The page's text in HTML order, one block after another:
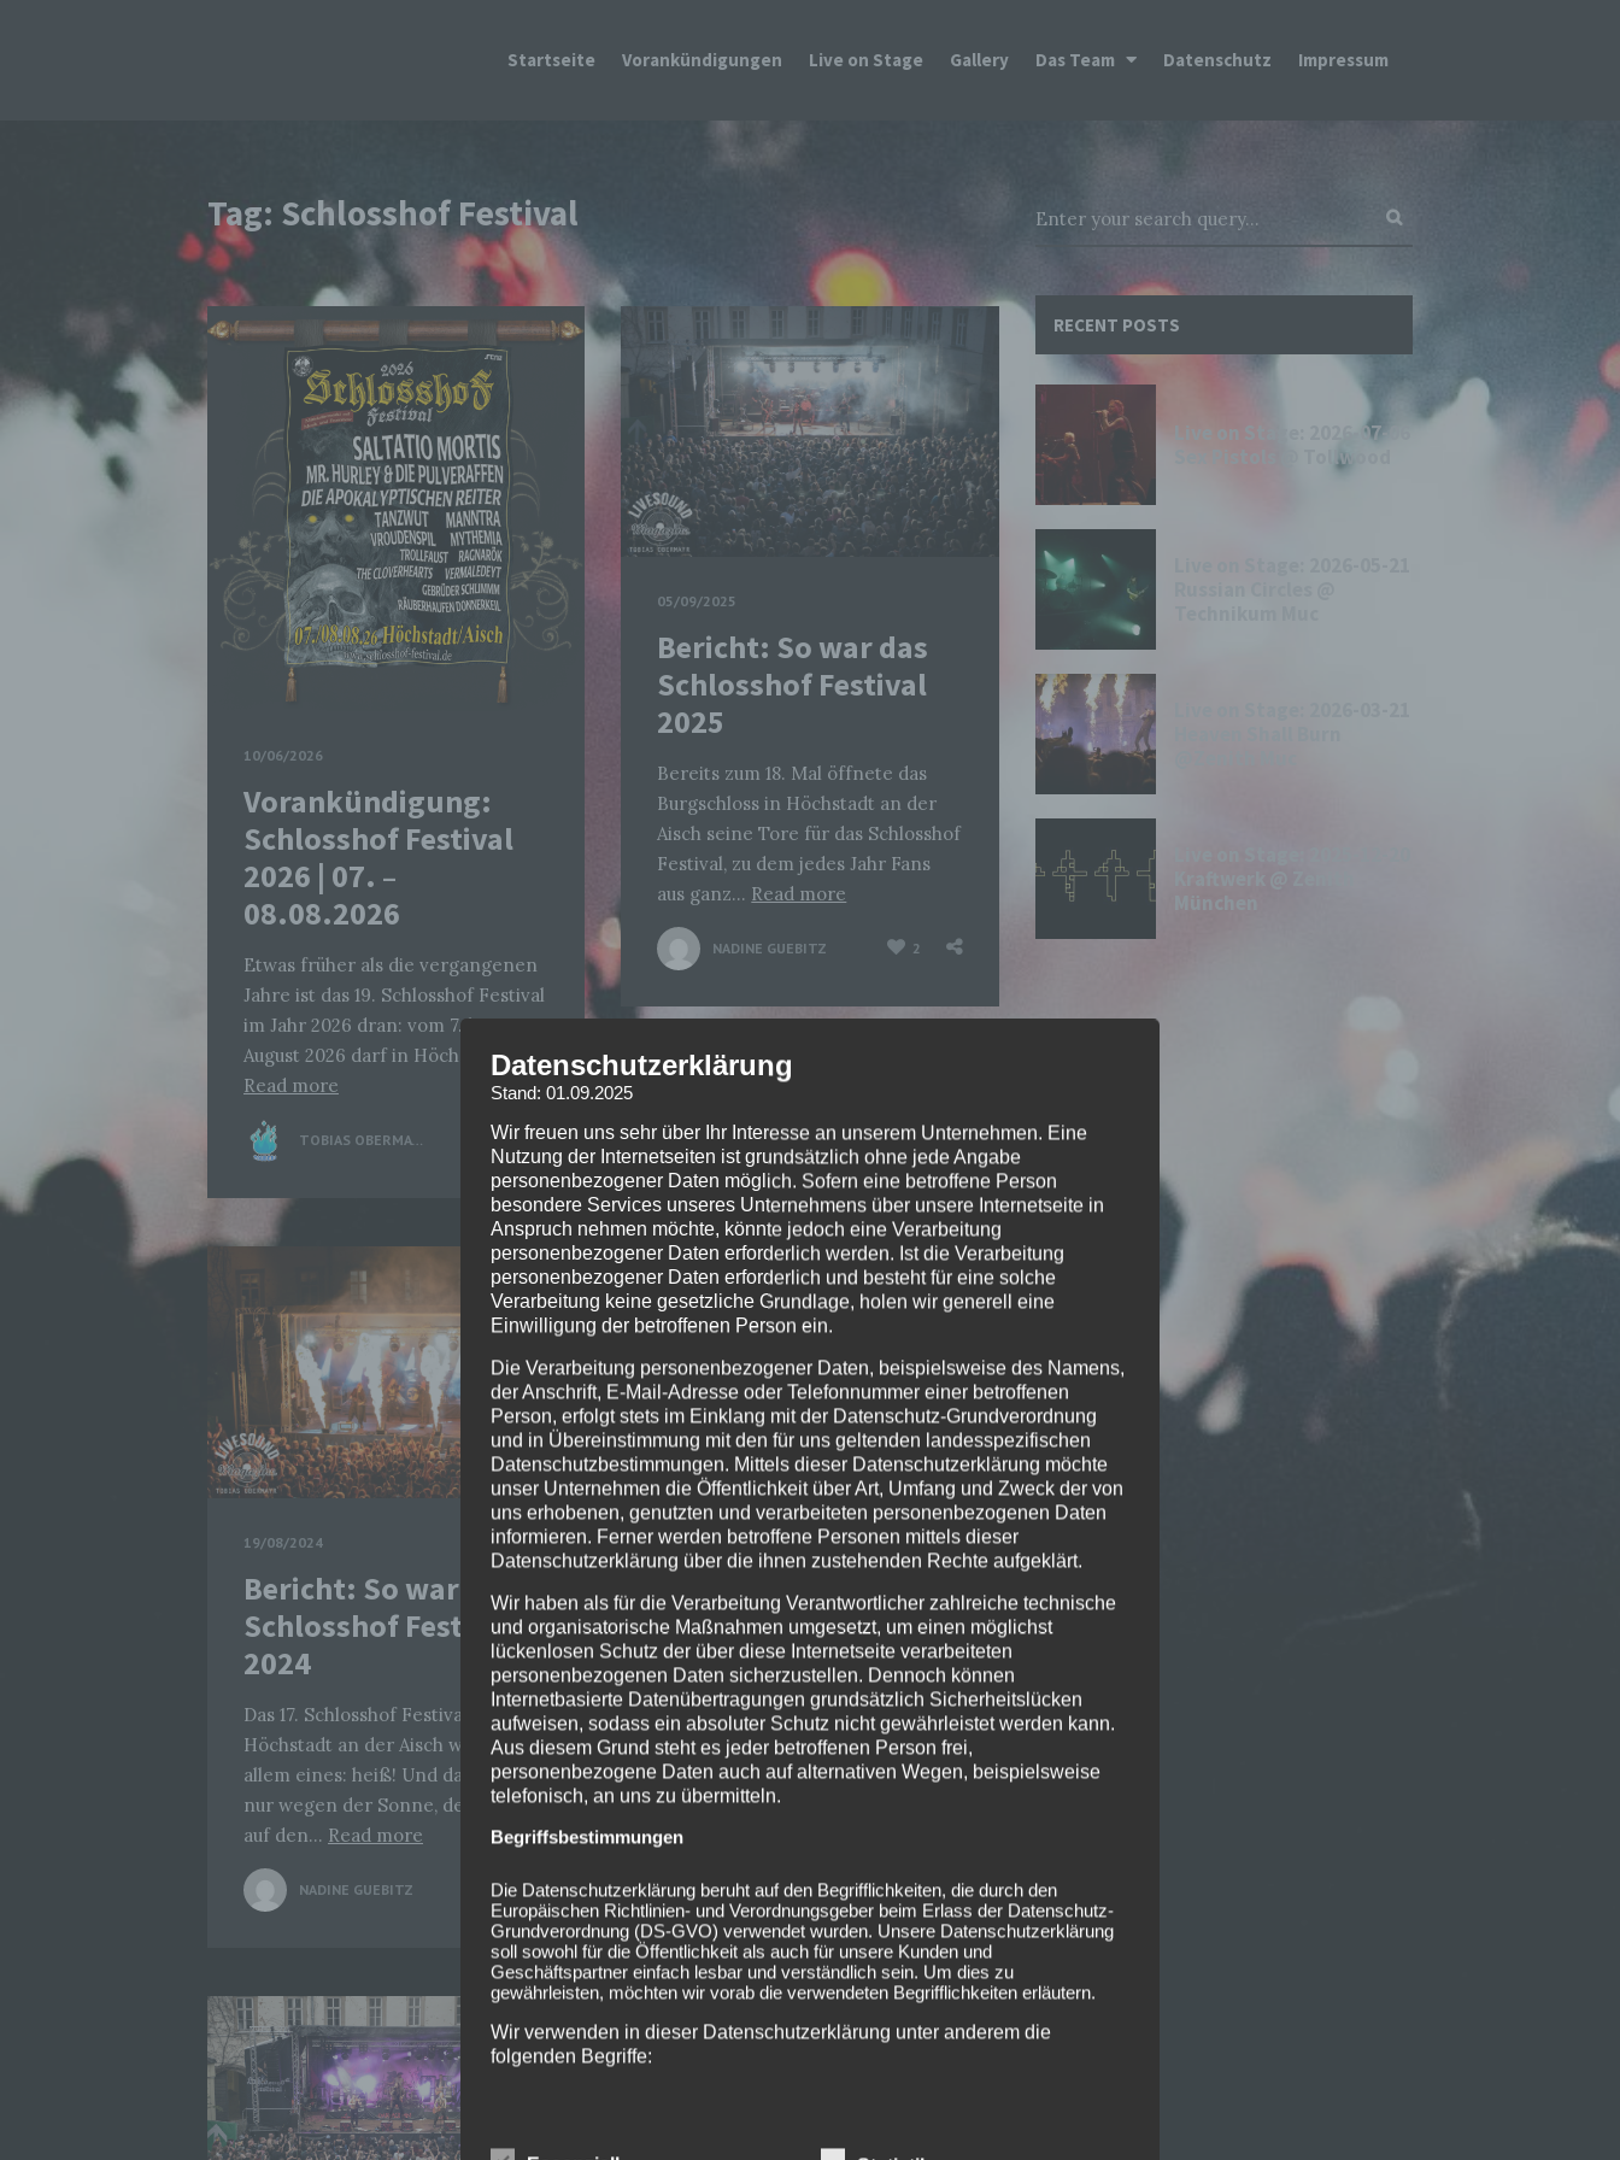
Startseite Vorankündigungen Live on Stage Gallery Das Team Datenschutz Impressum
Tag: Schlosshof Festival
10/06/2026
Vorankündigung:
Schlosshof Festival
2026 | 07. –
08.08.2026
Etwas früher als die vergangenen
Jahre ist das 19. Schlosshof Festival
im Jahr 2026 dran: vom 7. bis 8.
August 2026 darf in Höchstadt an…
Read more
TOBIAS OBERMAYR 0
05/09/2025
Bericht: So war das
Schlosshof Festival
2025
Bereits zum 18. Mal öffnete das
Burgschloss in Höchstadt an der
Aisch seine Tore für das Schlosshof
Festival, zu dem jedes Jahr Fans
aus ganz… Read more
NADINE GUEBITZ 2
25/05/2025
Vorankündigung:
Schlosshof Festival
2025 | 22. –
23.08.2025
Mittelalter-, Folk- und Rock-Fans
werden sich freuen: Das kleine,
aber sehr feine Schlosshof Festival
geht in die 18. Runde! Diesmal
etwas später im August, nämlich…
Read more
NADINE GUEBITZ 0
19/08/2024
Bericht: So war das
Schlosshof Festival
2024
Das 17. Schlosshof Festival in
Höchstadt an der Aisch war vor
allem eines: heiß! Und das nicht
nur wegen der Sonne, denn auch
auf den… Read more
NADINE GUEBITZ 0
31/05/2024
Vorankündigung:
Schlosshof Festival
Bereits zum 17. Mal öffnet das
RECENT POSTS
Live on Stage: 2026-07-06
Sex Pistols @ Tollwood
Datenschutzerklärung
Stand: 01.09.2025
Wir freuen uns sehr über Ihr Interesse an unserem Unternehmen. Eine
Nutzung der Internetseiten ist grundsätzlich ohne jede Angabe
personenbezogener Daten möglich. Sofern eine betroffene Person
besondere Services unseres Unternehmens über unsere Internetseite in
Anspruch nehmen möchte, könnte jedoch eine Verarbeitung
personenbezogener Daten erforderlich werden. Ist die Verarbeitung
personenbezogener Daten erforderlich und besteht für eine solche
Verarbeitung keine gesetzliche Grundlage, holen wir generell eine
Einwilligung der betroffenen Person ein.
Die Verarbeitung personenbezogener Daten, beispielsweise des Namens,
der Anschrift, E-Mail-Adresse oder Telefonnummer einer betroffenen
Person, erfolgt stets im Einklang mit der Datenschutz-Grundverordnung
und in Übereinstimmung mit den für uns geltenden landesspezifischen
Datenschutzbestimmungen. Mittels dieser Datenschutzerklärung möchte
unser Unternehmen die Öffentlichkeit über Art, Umfang und Zweck der von
uns erhobenen, genutzten und verarbeiteten personenbezogenen Daten
informieren. Ferner werden betroffene Personen mittels dieser
Datenschutzerklärung über die ihnen zustehenden Rechte aufgeklärt.
Wir haben als für die Verarbeitung Verantwortlicher zahlreiche technische
und organisatorische Maßnahmen umgesetzt, um einen möglichst
lückenlosen Schutz der über diese Internetseite verarbeiteten
personenbezogenen Daten sicherzustellen. Dennoch können
Internetbasierte Datenübertragungen grundsätzlich Sicherheitslücken
aufweisen, sodass ein absoluter Schutz nicht gewährleistet werden kann.
Aus diesem Grund steht es jeder betroffenen Person frei,
personenbezogene Daten auch auf alternativen Wegen, beispielsweise
telefonisch, an uns zu übermitteln.
Begriffsbestimmungen
Die Datenschutzerklärung beruht auf den Begrifflichkeiten, die durch den
Europäischen Richtlinien- und Verordnungsgeber beim Erlass der Datenschutz-
Grundverordnung (DS-GVO) verwendet wurden. Unsere Datenschutzerklärung
soll sowohl für die Öffentlichkeit als auch für unsere Kunden und
Geschäftspartner einfach lesbar und verständlich sein. Um dies zu
gewährleisten, möchten wir vorab die verwendeten Begrifflichkeiten erläutern.
Wir verwenden in dieser Datenschutzerklärung unter anderem die
folgenden Begriffe: